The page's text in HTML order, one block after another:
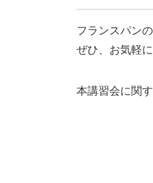
フランスパン
ぜひ、お気軽
本講習会に関